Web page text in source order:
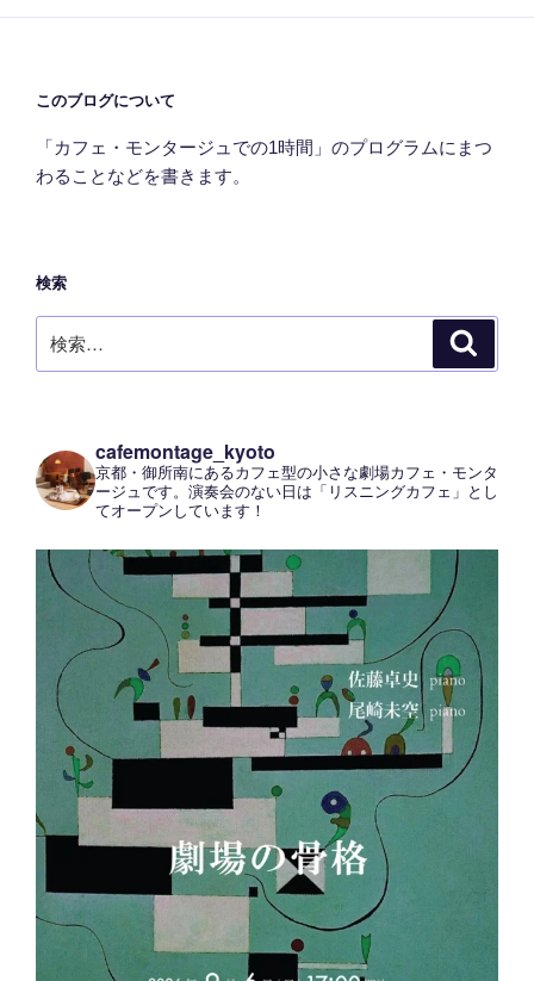
このブログについて
「カフェ・モンタージュでの1時間」のプログラムにまつ
わることなどを書きます。
検索
索:
cafemontage_kyoto
京都・御所南にあるカフェ型の小さな劇場カフェ・モンタ
ージュです。演奏会のない日は「リスニングカフェ」とし
てオープンしています！